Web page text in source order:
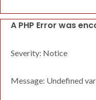
A PHP Error was
Severity: Notice
Message: Undefined